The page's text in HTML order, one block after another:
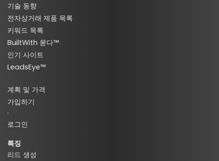
기술 동향
전자상거래 제품 목록
키워드 목록
BuiltWith 묻다™
인기 사이트
LeadsEye™
계획 및 가격
가입하기
·
로그인
특징
리드 생성